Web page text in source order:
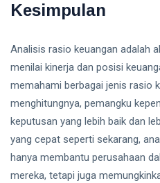
Kesimpulan
Analisis rasio keuangan adalah
menilai kinerja dan posisi
memahami berbagai jenis rasio
menghitungnya, pemangku
keputusan yang lebih baik dan
yang cepat seperti sekarang,
hanya membantu perusahaan
mereka, tetapi juga